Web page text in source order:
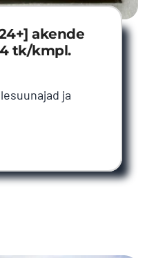
akende
tk/kmpl.
ja